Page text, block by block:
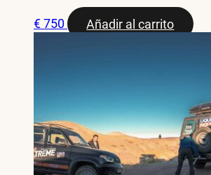
€750 Añadir al carrito